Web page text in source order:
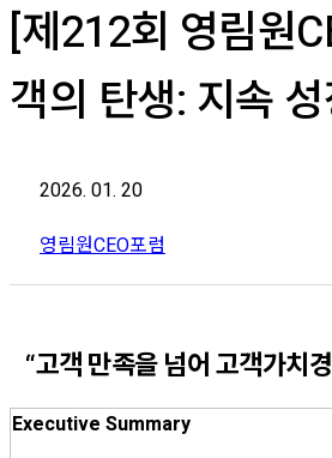
[제212회 영림원
객의 탄생: 지속
2026. 01. 20
영림원CEO포럼
“고객 만족을 넘어 고객가치
Executive Summary